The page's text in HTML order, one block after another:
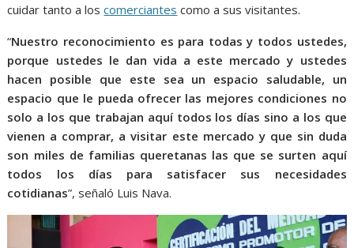
cuidar tanto a loscomerciantes como a sus visitantes.
“Nuestro reconocimiento es para todas y todos ustedes,
porque ustedes le dan vida a este mercado y ustedes
hacen posible que este sea un espacio saludable, un
espacio que le pueda ofrecer las mejores condiciones no
solo a los que trabajan aquí todos los días sino a los que
vienen a comprar, a visitar este mercado y que sin duda
son miles de familias queretanas las que se surten aquí
todos los días para satisfacer sus necesidades
cotidianas”, señaló Luis Nava.